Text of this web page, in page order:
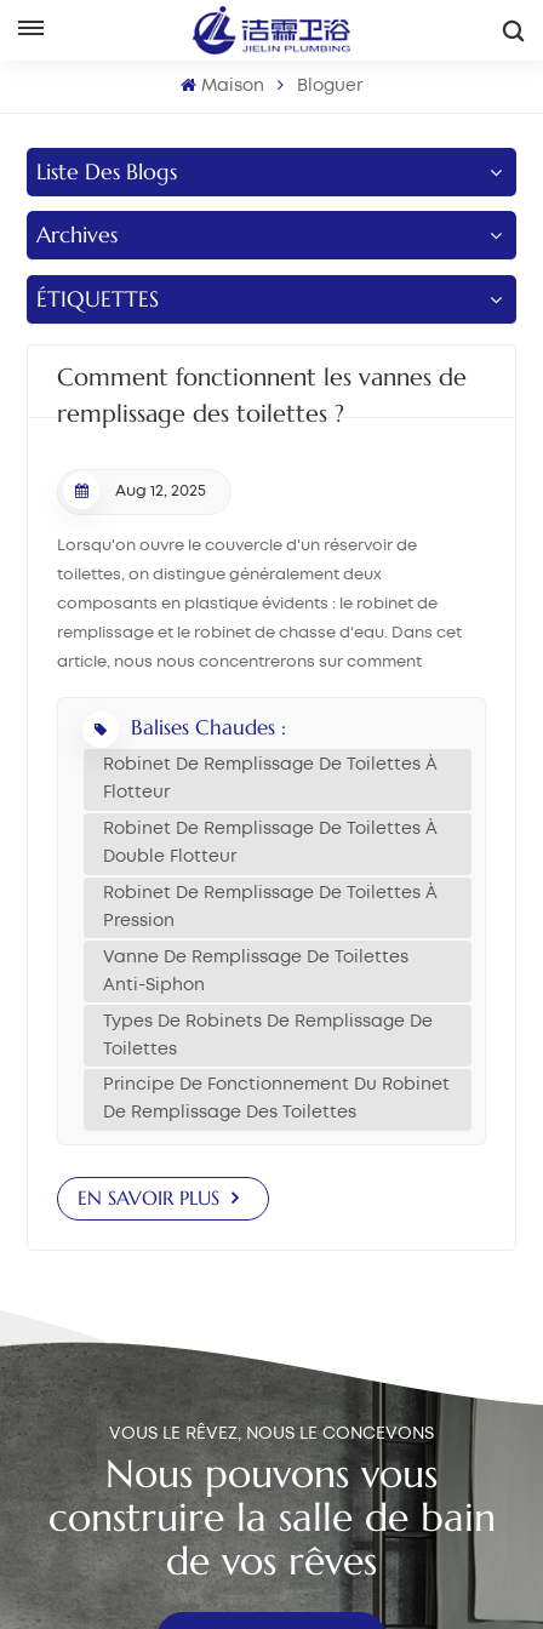
Español
中文
هَوُسَ
Maison Bloguer
Liste Des Blogs
Archives
ÉTIQUETTES
Comment fonctionnent les vannes de
remplissage des toilettes ?
Aug 12, 2025
Lorsqu'on ouvre le couvercle d'un réservoir de
toilettes, on distingue généralement deux
composants en plastique évidents : le robinet de
remplissage et le robinet de chasse d'eau. Dans cet
article, nous nous concentrerons sur comment
fonction principale est de contrôler l'eau entrant dans
le réservoir et de l'arrêter au bon moment, en veillant à
niveau d'eau défini. Fonctions de base d'un robinet de
remplissage de toilettes Les fonctions principales
d'une vanne de remplissage sont : Ouvrir rapidement
après le rinçage pour laisser entrer l'eau fraîche dans
le réservoir. Arrêt automatique lorsque le niveau d'eau
atteint la hauteur définie pour éviter tout
débordement. Gardez chaque remplissage cohérent
pour économiser l'eau. Types courants de robinets de
de place, mais fonctionne mieux dans les
environnements à faible pression d'eau. Robinet de
variations de pression de l'eau à l'intérieur du réservoir
pour contrôler l'arrêt. Ce modèle est le plus compact
et s'adapte aux espaces restreints. Principe de
fonctionnement du robinet de remplissage des
toilettes 1. Robinet de remplissage de toilettes à
flotteur Étape de rinçage : En appuyant sur le bouton
de chasse d'eau, la valve de chasse s'ouvre et l'eau du
réservoir s'écoule dans la cuvette des toilettes. Début
de recharge : Lorsque le niveau d'eau baisse, la bille
flottante descend, déplaçant le levier et ouvrant
Balises Chaudes :
Robinet De Remplissage De Toilettes À
Flotteur
Robinet De Remplissage De Toilettes À
Double Flotteur
Robinet De Remplissage De Toilettes À
Pression
Vanne De Remplissage De Toilettes
Anti-Siphon
Types De Robinets De Remplissage De
Toilettes
Principe De Fonctionnement Du Robinet
De Remplissage Des Toilettes
EN SAVOIR PLUS
VOUS LE RÊVEZ, NOUS LE CONCEVONS
Nous pouvons vous
construire la salle de bain
de vos rêves